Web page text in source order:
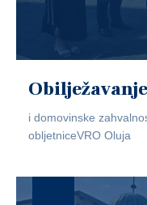
i domovinske
obljetniceVRO Oluja